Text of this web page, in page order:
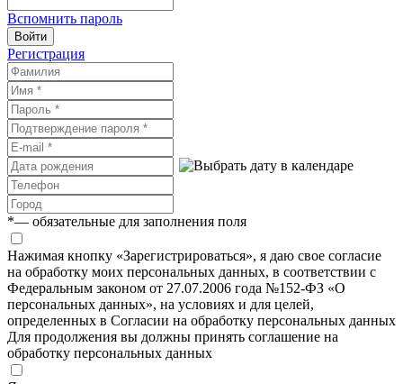
Вспомнить пароль
Войти
Регистрация
*— обязательные для заполнения поля
Нажимая кнопку «Зарегистрироваться», я даю свое согласие
на обработку моих персональных данных, в соответствии с
Федеральным законом от 27.07.2006 года №152-ФЗ «О
персональных данных», на условиях и для целей,
определенных в Согласии на обработку персональных данных
Для продолжения вы должны принять соглашение на
обработку персональных данных